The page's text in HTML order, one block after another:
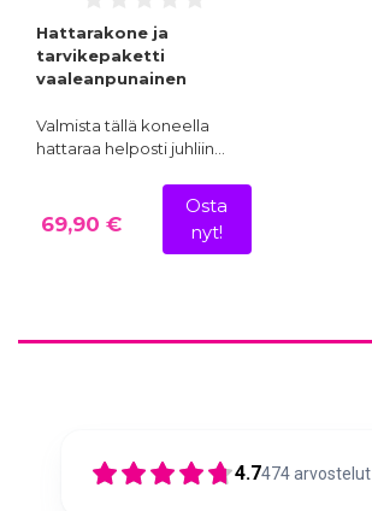
Hattarakone ja
tarvikepaketti
vaaleanpunainen
Valmista tällä koneella
hattaraa helposti juhliin…
69,90 €
Osta
nyt!
4.7474arvostelut